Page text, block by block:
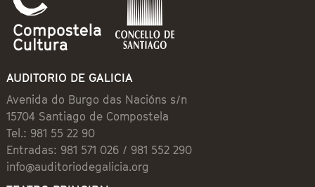
AUDITORIO DE GALICIA
Avenida do Burgo das Nacións s/n
15704 Santiago de Compostela
Tel.: 981 55 22 90
Entradas: 981 571 026 / 981 552 290
info@auditoriodegalicia.org